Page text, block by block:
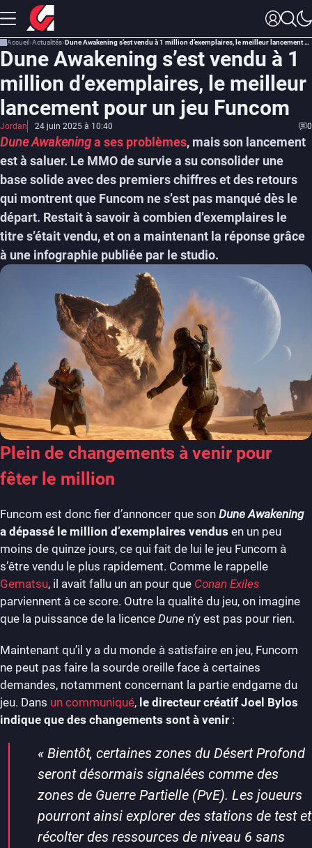
Accueil Actualités Dune Awakening s’est vendu à 1 million d’exemplaires, le meilleur lancement pour un jeu Funcom
Dune Awakening s’est vendu à 1
million d’exemplaires, le meilleur
lancement pour un jeu Funcom
Jordan 24 juin 2025 à 10:40 0
Dune Awakeninga ses problèmes, mais son lancement
est à saluer. Le MMO de survie a su consolider une
base solide avec des premiers chiffres et des retours
qui montrent que Funcom ne s’est pas manqué dès le
départ. Restait à savoir à combien d’exemplaires le
titre s’était vendu, et on a maintenant la réponse grâce
à une infographie publiée par le studio.
Plein de changements à venir pour
fêter le million
Funcom est donc fier d’annoncer que son Dune Awakening
a dépassé le million d’exemplaires vendus en un peu
moins de quinze jours, ce qui fait de lui le jeu Funcom à
s’être vendu le plus rapidement. Comme le rappelle
Gematsu, il avait fallu un an pour que Conan Exiles
parviennent à ce score. Outre la qualité du jeu, on imagine
que la puissance de la licence Dune n’y est pas pour rien.
Maintenant qu’il y a du monde à satisfaire en jeu, Funcom
ne peut pas faire la sourde oreille face à certaines
demandes, notamment concernant la partie endgame du
jeu. Dans un communiqué, le directeur créatif Joel Bylos
indique que des changements sont à venir :
« Bientôt, certaines zones du Désert Profond
seront désormais signalées comme des
zones de Guerre Partielle (PvE). Les joueurs
pourront ainsi explorer des stations de test et
récolter des ressources de niveau 6 sans